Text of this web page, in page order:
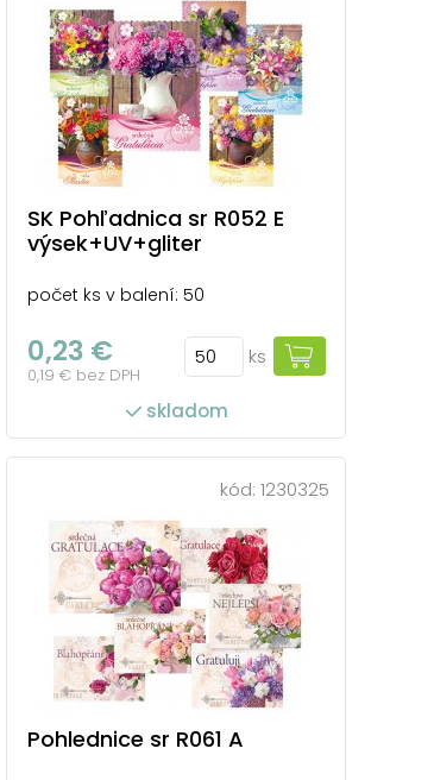
SK Pohľadnica sr R052 E
výsek+UV+gliter
počet ks v balení: 50
0,23 €
0,19 € bez DPH
ks
skladom
kód: 1230325
Pohlednice sr R061 A